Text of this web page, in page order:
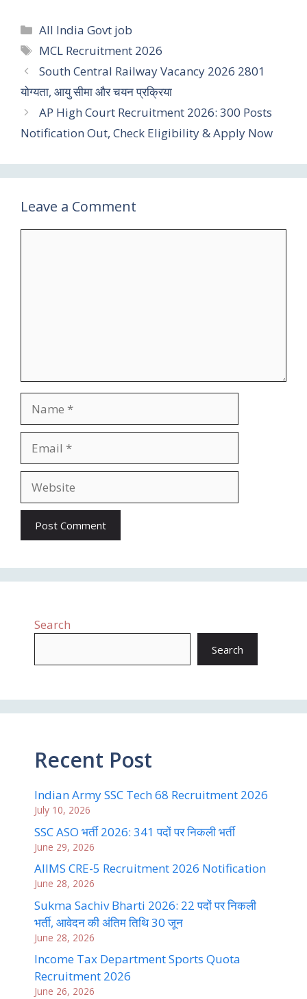
All India Govt job
MCL Recruitment 2026
South Central Railway Vacancy 2026 2801
योग्यता, आयु सीमा और चयन प्रक्रिया
AP High Court Recruitment 2026: 300 Posts
Notification Out, Check Eligibility & Apply Now
Leave a Comment
Search
Search
Recent Post
Indian Army SSC Tech 68 Recruitment 2026
July 10, 2026
SSC ASO भर्ती 2026: 341 पदों पर निकली भर्ती
June 29, 2026
AIIMS CRE-5 Recruitment 2026 Notification
June 28, 2026
Sukma Sachiv Bharti 2026: 22 पदों पर निकली
भर्ती, आवेदन की अंतिम तिथि 30 जून
June 28, 2026
Income Tax Department Sports Quota
Recruitment 2026
June 26, 2026